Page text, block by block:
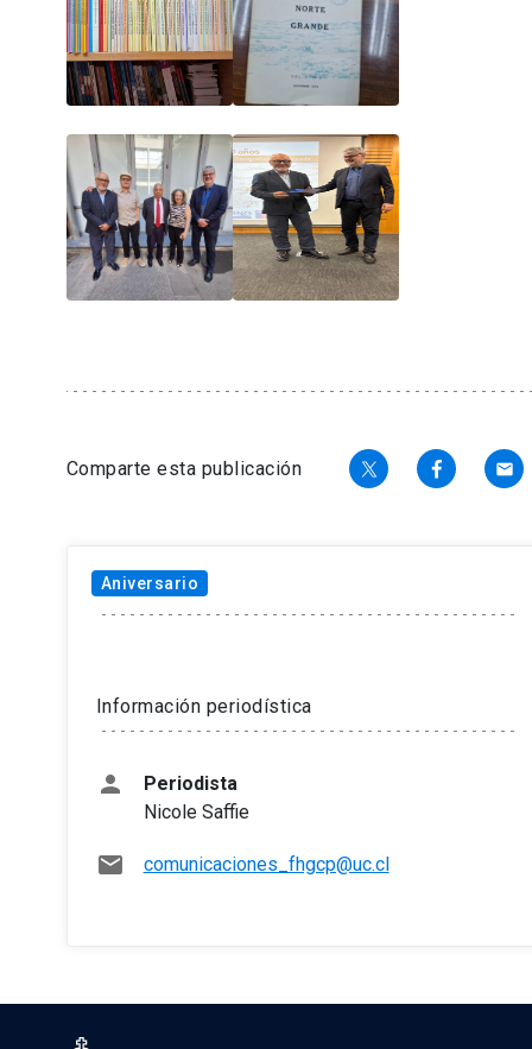
Comparte esta publicación email
Tema
Aniversario
Información periodística
person
Periodista
Nicole Saffie
mail comunicaciones_fhgcp@uc.cl